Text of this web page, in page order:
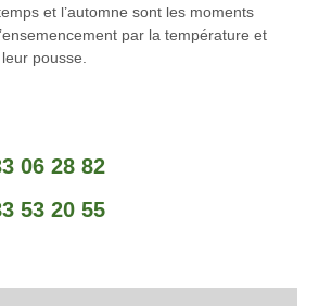
et l’automne sont les moments
par la température et
pousse.
06 28 82
53 20 55